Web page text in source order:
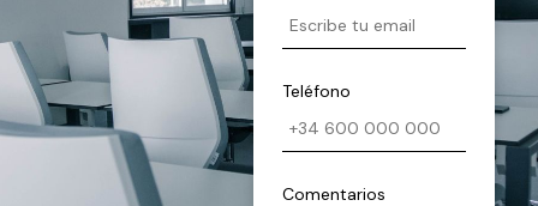
Teléfono
Comentarios